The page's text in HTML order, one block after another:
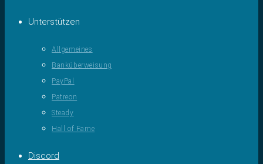
Unterstützen
Allgemeines
Banküberweisung
PayPal
Patreon
Steady
Hall of Fame
Discord